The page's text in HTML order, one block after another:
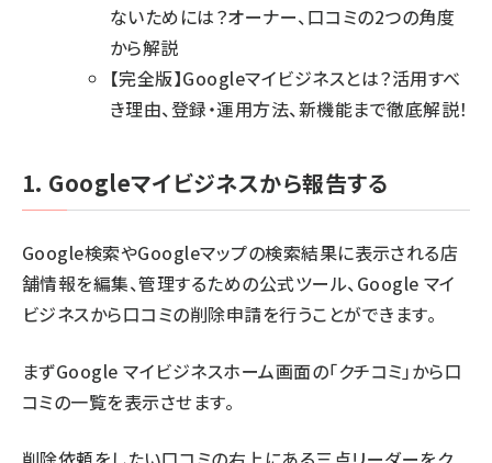
ないためには？オーナー、口コミの2つの角度
から解説
【完全版】Googleマイビジネスとは？活用すべ
き理由、登録・運用方法、新機能まで徹底解説！
1. Googleマイビジネスから報告する
Google検索やGoogleマップの検索結果に表示される店
舗情報を編集、管理するための公式ツール、Google マイ
ビジネスから口コミの削除申請を行うことができます。
まずGoogle マイビジネスホーム画面の「クチコミ」から口
コミの一覧を表示させます。